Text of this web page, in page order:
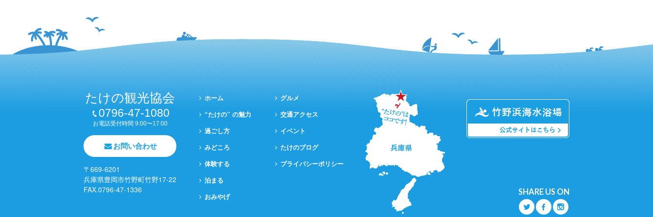
たけの観光協会
0796-47-1080
お電話受付時間 9:00〜17:00
お問い合わせ
〒669-6201
兵庫県豊岡市竹野町竹野17-22
FAX.0796-47-1336
ホーム
“たけの” の魅力
過ごし方
みどころ
体験する
泊まる
おみやげ
グルメ
交通アクセス
イベント
たけのブログ
プライバシーポリシー
SHARE US ON
Q O P